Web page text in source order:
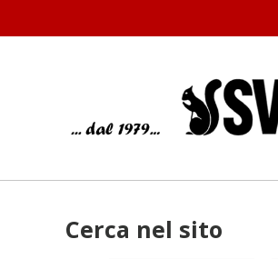
Cerca nel sito